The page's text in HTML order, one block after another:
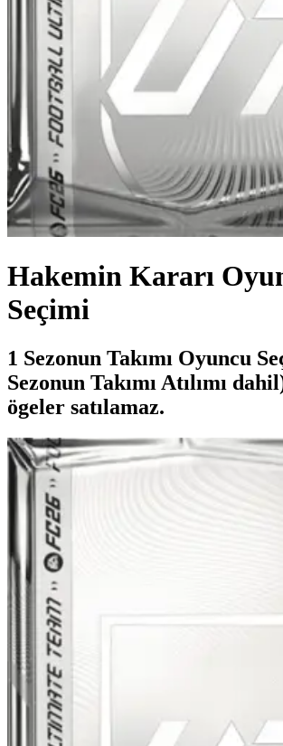
Hakemin Kararı
Seçimi
1 Sezonun Takımı Oyuncu
Sezonun Takımı Atılımı
ögeler satılamaz.